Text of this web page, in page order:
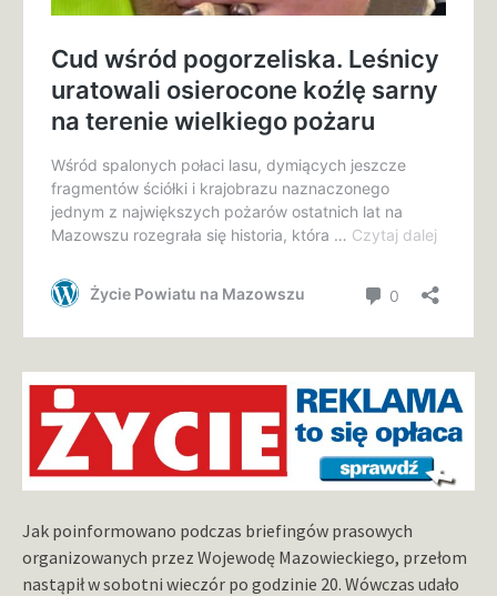
Jak poinformowano podczas briefingów prasowych
organizowanych przez Wojewodę Mazowieckiego, przełom
nastąpił w sobotni wieczór po godzinie 20. Wówczas udało